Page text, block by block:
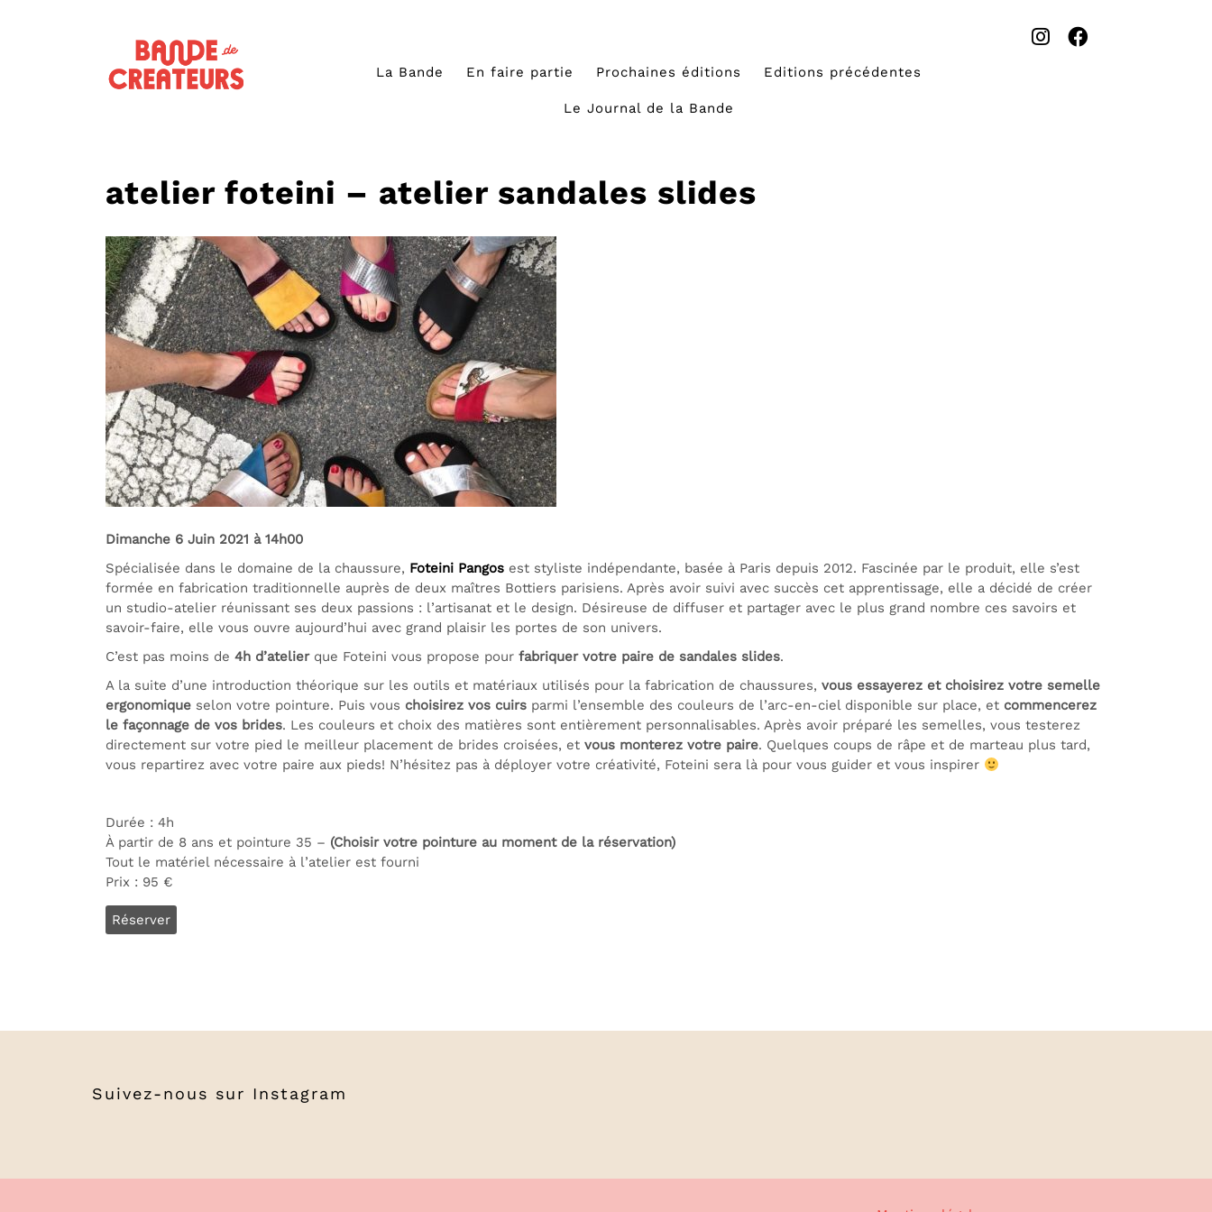
La Bande En faire partie Prochaines éditions Editions précédentes
Le Journal de la Bande
atelier foteini – atelier sandales slides
Dimanche 6 Juin 2021 à 14h00
Spécialisée dans le domaine de la chaussure, Foteini Pangos est styliste indépendante, basée à Paris depuis 2012. Fascinée par le produit, elle s’est
formée en fabrication traditionnelle auprès de deux maîtres Bottiers parisiens. Après avoir suivi avec succès cet apprentissage, elle a décidé de créer
un studio-atelier réunissant ses deux passions : l’artisanat et le design. Désireuse de diffuser et partager avec le plus grand nombre ces savoirs et
savoir-faire, elle vous ouvre aujourd’hui avec grand plaisir les portes de son univers.
C’est pas moins de 4h d’atelierque Foteini vous propose pour fabriquer votre paire de sandales slides.
A la suite d’une introduction théorique sur les outils et matériaux utilisés pour la fabrication de chaussures, vous essayerez et choisirez votre semelle
ergonomique selon votre pointure. Puis vous choisirez vos cuirs parmi l’ensemble des couleurs de l’arc-en-ciel disponible sur place, et commencerez
le façonnage de vos brides. Les couleurs et choix des matières sont entièrement personnalisables. Après avoir préparé les semelles, vous testerez
directement sur votre pied le meilleur placement de brides croisées, et vous monterez votre paire. Quelques coups de râpe et de marteau plus tard,
vous repartirez avec votre paire aux pieds! N’hésitez pas à déployer votre créativité, Foteini sera là pour vous guider et vous inspirer
Durée : 4h
À partir de 8 ans et pointure 35 – (Choisir votre pointure au moment de la réservation)
Tout le matériel nécessaire à l’atelier est fourni
Prix : 95 €
Réserver
Suivez-nous sur Instagram